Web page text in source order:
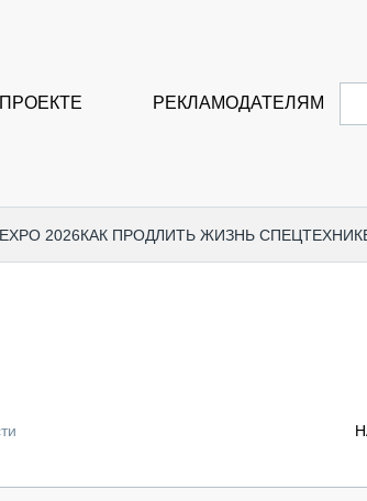
РЕКЛАМОДАТЕЛЯМ
2026КАК ПРОДЛИТЬ ЖИЗНЬ